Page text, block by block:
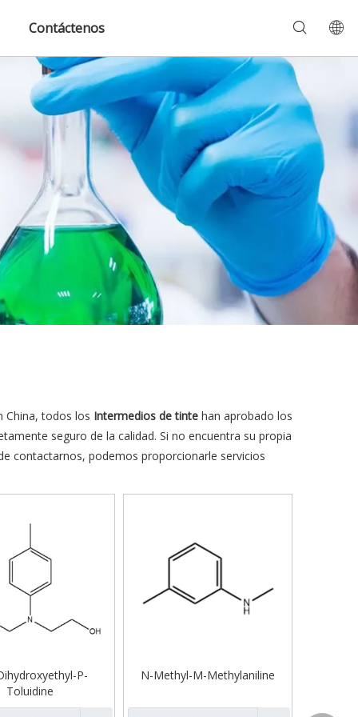
Contáctenos
China, todos los Intermedios de tintehan aprobado los
seguro de la calidad. Si no encuentra su propia
contactarnos, podemos proporcionarle servicios
P-
Toluidine
N-Methyl-M-Methylaniline